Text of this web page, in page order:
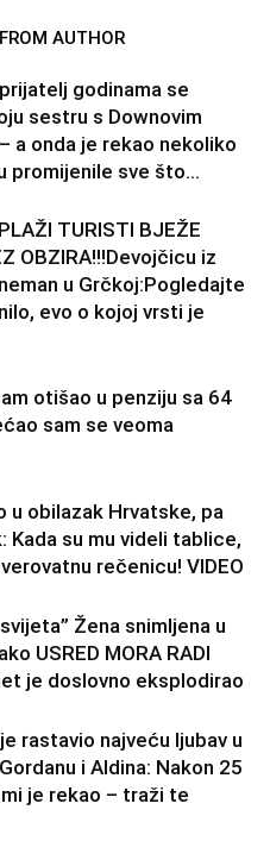
AUTHOR
godinama se
sestru s Downovim
a onda je rekao nekoliko
promijenile sve što...
TURISTI BJEŽE
OBZIRA!!!Devojčicu iz
u Grčkoj:Pogledajte
evo o kojoj vrsti je
otišao u penziju sa 64
sam se veoma
u obilazak Hrvatske, pa
Kada su mu videli tablice,
rečenicu! VIDEO
Žena snimljena u
USRED MORA RADI
je doslovno eksplodirao
rastavio najveću ljubav u
i Aldina: Nakon 25
je rekao – traži te